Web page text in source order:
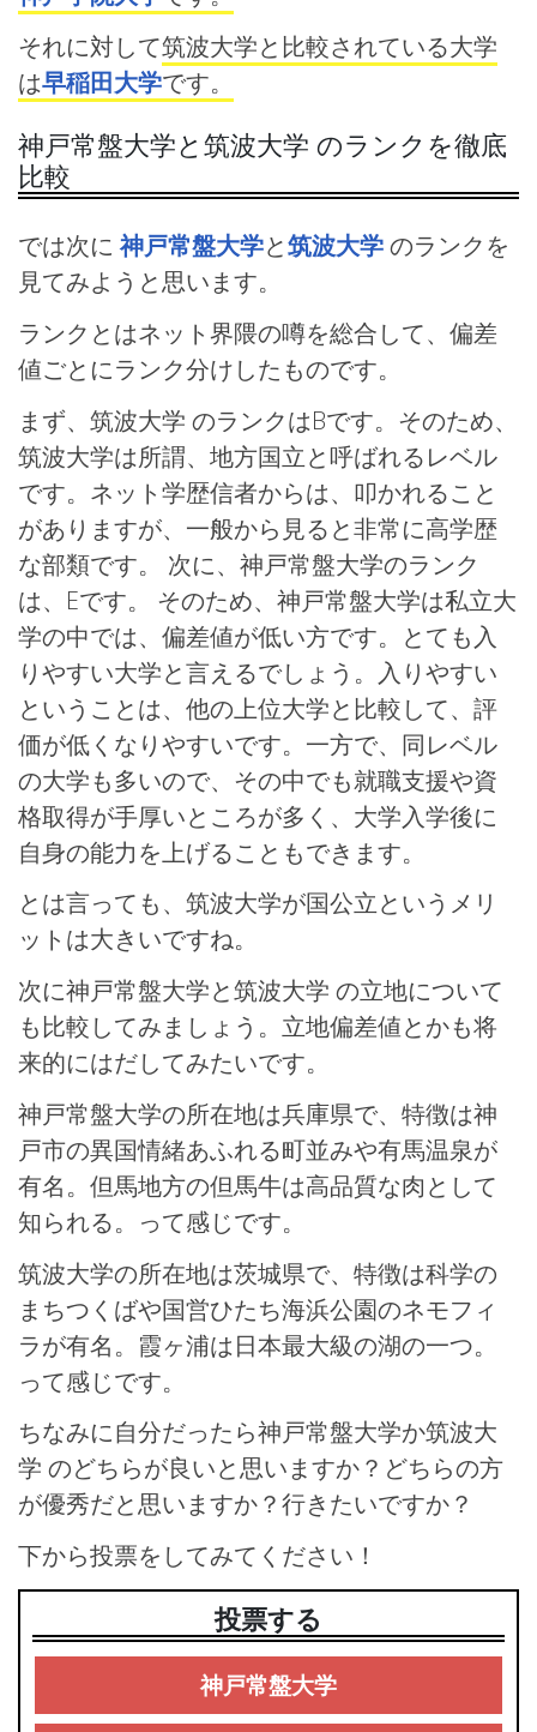
それに対して筑波大学と比較されている大学
は早稲田大学です。
神戸常盤大学と筑波大学 のランクを徹底
比較
では次に神戸常盤大学と筑波大学のランクを
見てみようと思います。
ランクとはネット界隈の噂を総合して、偏差
値ごとにランク分けしたものです。
まず、筑波大学 のランクはBです。そのため、
筑波大学は所謂、地方国立と呼ばれるレベル
です。ネット学歴信者からは、叩かれること
がありますが、一般から見ると非常に高学歴
な部類です。 次に、神戸常盤大学のランク
は、Eです。 そのため、神戸常盤大学は私立大
学の中では、偏差値が低い方です。とても入
りやすい大学と言えるでしょう。入りやすい
ということは、他の上位大学と比較して、評
価が低くなりやすいです。一方で、同レベル
の大学も多いので、その中でも就職支援や資
格取得が手厚いところが多く、大学入学後に
自身の能力を上げることもできます。
とは言っても、筑波大学が国公立というメリ
ットは大きいですね。
次に神戸常盤大学と筑波大学 の立地について
も比較してみましょう。立地偏差値とかも将
来的にはだしてみたいです。
神戸常盤大学の所在地は兵庫県で、特徴は神
戸市の異国情緒あふれる町並みや有馬温泉が
有名。但馬地方の但馬牛は高品質な肉として
知られる。って感じです。
筑波大学の所在地は茨城県で、特徴は科学の
まちつくばや国営ひたち海浜公園のネモフィ
ラが有名。霞ヶ浦は日本最大級の湖の一つ。
って感じです。
ちなみに自分だったら神戸常盤大学か筑波大
学 のどちらが良いと思いますか？どちらの方
が優秀だと思いますか？行きたいですか？
下から投票をしてみてください！
投票する
神戸常盤大学